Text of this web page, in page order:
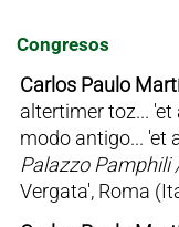
Congresos
Carlos Paulo
altertimer toz...
modo antigo... 'et
Palazzo Pamphili
Vergata', Roma